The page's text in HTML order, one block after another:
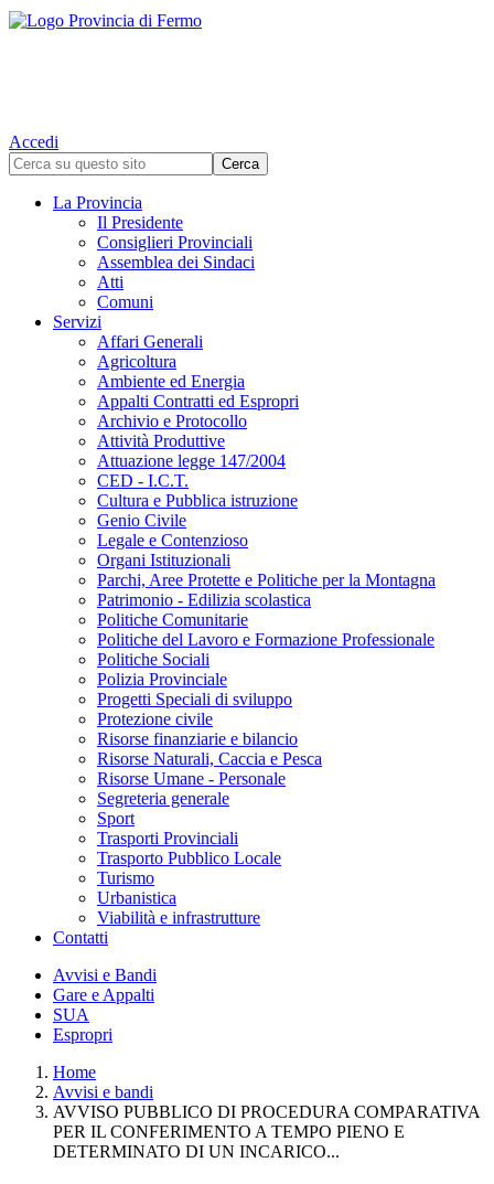
Accedi
La Provincia
Il Presidente
Consiglieri Provinciali
Assemblea dei Sindaci
Atti
Comuni
Servizi
Affari Generali
Agricoltura
Ambiente ed Energia
Appalti Contratti ed Espropri
Archivio e Protocollo
Attività Produttive
Attuazione legge 147/2004
CED - I.C.T.
Cultura e Pubblica istruzione
Genio Civile
Legale e Contenzioso
Organi Istituzionali
Parchi, Aree Protette e Politiche per la Montagna
Patrimonio - Edilizia scolastica
Politiche Comunitarie
Politiche del Lavoro e Formazione Professionale
Politiche Sociali
Polizia Provinciale
Progetti Speciali di sviluppo
Protezione civile
Risorse finanziarie e bilancio
Risorse Naturali, Caccia e Pesca
Risorse Umane - Personale
Segreteria generale
Sport
Trasporti Provinciali
Trasporto Pubblico Locale
Turismo
Urbanistica
Viabilità e infrastrutture
Contatti
Avvisi e Bandi
Gare e Appalti
SUA
Espropri
Home
Avvisi e bandi
AVVISO PUBBLICO DI PROCEDURA COMPARATIVA
PER IL CONFERIMENTO A TEMPO PIENO E
DETERMINATO DI UN INCARICO...